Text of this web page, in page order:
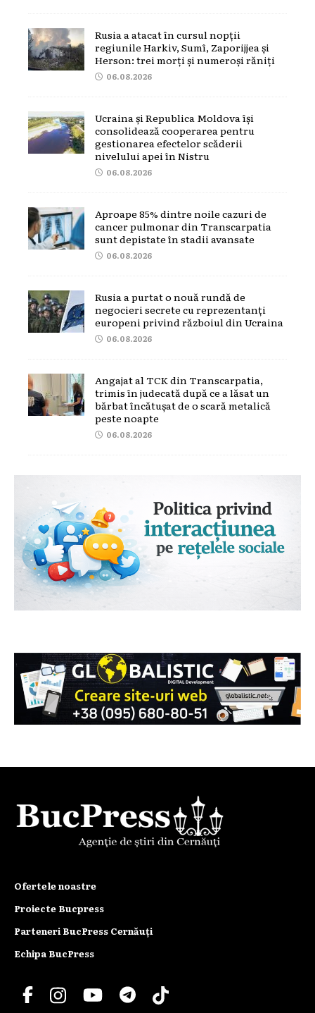
Rusia a atacat în cursul nopții
regiunile Harkiv, Sumî, Zaporijjea și
Herson: trei morți și numeroși răniți
06.08.2026
Ucraina și Republica Moldova își
consolidează cooperarea pentru
gestionarea efectelor scăderii
nivelului apei în Nistru
06.08.2026
Aproape 85% dintre noile cazuri de
cancer pulmonar din Transcarpatia
sunt depistate în stadii avansate
06.08.2026
Rusia a purtat o nouă rundă de
negocieri secrete cu reprezentanți
europeni privind războiul din Ucraina
06.08.2026
Angajat al TCK din Transcarpatia,
trimis în judecată după ce a lăsat un
bărbat încătușat de o scară metalică
peste noapte
06.08.2026
Ofertele noastre
Proiecte Bucpress
Parteneri BucPress Cernăuți
Echipa BucPress